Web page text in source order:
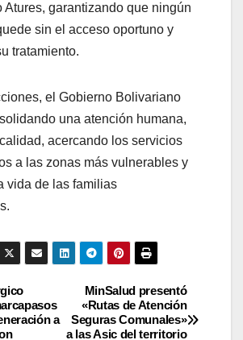
Atures, garantizando que ningún
sin el acceso oportuno y
tratamiento.
el Gobierno Bolivariano
una atención humana,
acercando los servicios
a las zonas más vulnerables y
vida de las familias
MinSalud presentó
«Rutas de Atención
Seguras Comunales»
a las Asic del territorio
a